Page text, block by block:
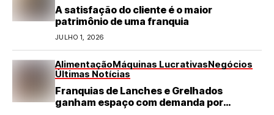
A satisfação do cliente é o maior
patrimônio de uma franquia
JULHO 1, 2026
AlimentaçãoMáquinas LucrativasNegócios
Últimas Notícias
Franquias de Lanches e Grelhados
ganham espaço com demanda por